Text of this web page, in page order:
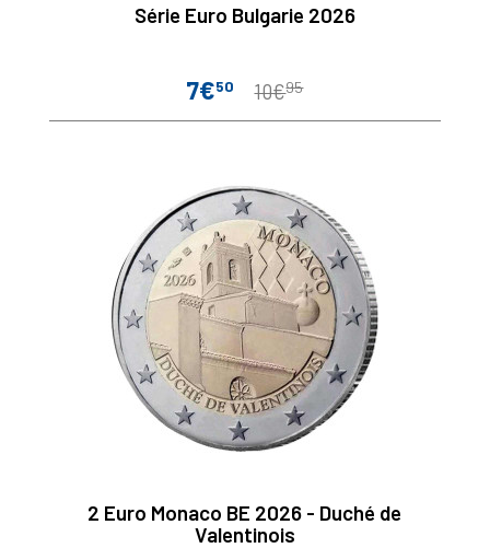
Série Euro Bulgarie 2026
Prix
7€50
Prix
10€95
2 Euro Monaco BE 2026 - Duché de
Valentinois